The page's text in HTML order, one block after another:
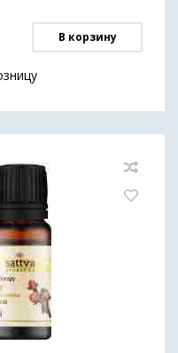
В корзину